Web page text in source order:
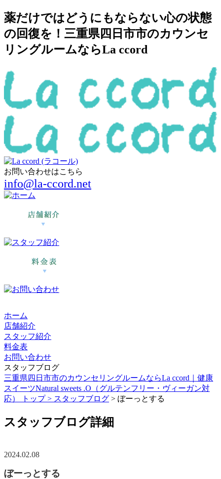
薬だけではどうにもならない心の状態
の回復を！三重県四日市市のカウンセ
リングルームならLa ccord
お問い合わせはこちら
info@la-ccord.net
ホーム
店舗紹介
スタッフ紹介
料金表
お問い合わせ
スタッフブログ
三重県四日市市のカウンセリングルームならLa ccord｜健康
スイーツNatural sweets .O（グルテンフリー・ヴィーガン対
応） トップ > スタッフブログ > ぼーっとする
スタッフブログ詳細
2024.02.08
ぼーっとする